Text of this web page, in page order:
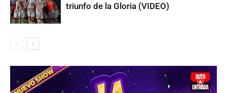
triunfo de la Gloria (VIDEO)